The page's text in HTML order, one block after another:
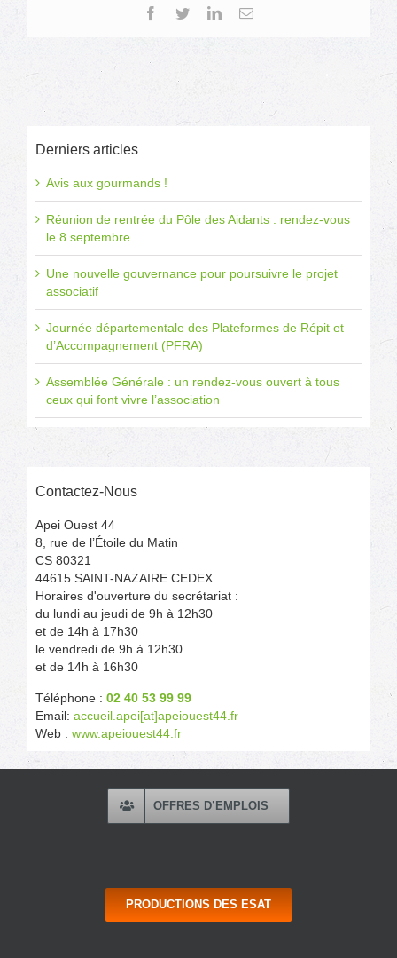
Facebook
TwitterLinkedInEmail
Derniers articles
Avis aux gourmands !
Réunion de rentrée du Pôle des Aidants : rendez-vous
le 8 septembre
Une nouvelle gouvernance pour poursuivre le projet
associatif
Journée départementale des Plateformes de Répit et
d’Accompagnement (PFRA)
Assemblée Générale : un rendez-vous ouvert à tous
ceux qui font vivre l’association
Contactez-Nous
Apei Ouest 44
8, rue de l’Étoile du Matin
CS 80321
44615 SAINT-NAZAIRE CEDEX
Horaires d'ouverture du secrétariat :
du lundi au jeudi de 9h à 12h30
et de 14h à 17h30
le vendredi de 9h à 12h30
et de 14h à 16h30
Téléphone : 02 40 53 99 99
Email: accueil.apei[at]apeiouest44.fr
Web : www.apeiouest44.fr
OFFRES D’EMPLOIS
PRODUCTIONS DES ESAT